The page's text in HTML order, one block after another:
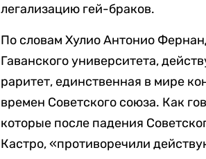
легализацию гей-браков.
По словам Хулио Антонио
Гаванского университета,
раритет, единственная в мире
времен Советского союза. Как
которые после падения
Кастро, «противоречили